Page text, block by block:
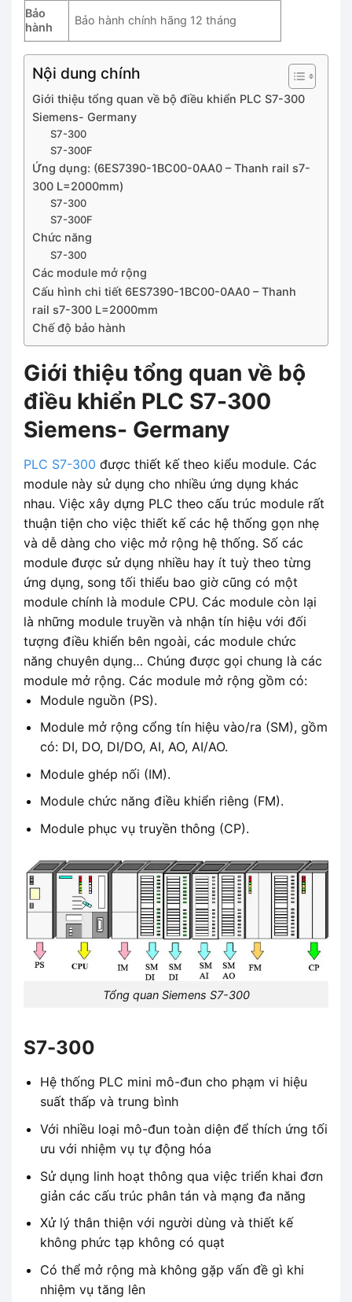
Bảo
hành
Bảo hành chính hãng 12 tháng
Nội dung chính
Giới thiệu tổng quan về bộ điều khiển PLC S7-300
Siemens- Germany
S7-300
S7-300F
Ứng dụng: (6ES7390-1BC00-0AA0 – Thanh rail s7-
300 L=2000mm)
S7-300
S7-300F
Chức năng
S7-300
Các module mở rộng
Cấu hình chi tiết 6ES7390-1BC00-0AA0 – Thanh
rail s7-300 L=2000mm
Chế độ bảo hành
Giới thiệu tổng quan về bộ
điều khiển PLC S7-300
Siemens- Germany
PLC S7-300 được thiết kế theo kiểu module. Các
module này sử dụng cho nhiều ứng dụng khác
nhau. Việc xây dựng PLC theo cấu trúc module rất
thuận tiện cho việc thiết kế các hệ thống gọn nhẹ
và dễ dàng cho việc mở rộng hệ thống. Số các
module được sử dụng nhiều hay ít tuỳ theo từng
ứng dụng, song tối thiểu bao giờ cũng có một
module chính là module CPU. Các module còn lại
là những module truyền và nhận tín hiệu với đối
tượng điều khiển bên ngoài, các module chức
năng chuyên dụng… Chúng được gọi chung là các
module mở rộng. Các module mở rộng gồm có:
Module nguồn (PS).
Module mở rộng cổng tín hiệu vào/ra (SM), gồm
có: DI, DO, DI/DO, AI, AO, AI/AO.
Module ghép nối (IM).
Module chức năng điều khiển riêng (FM).
Module phục vụ truyền thông (CP).
Tổng quan Siemens S7-300
S7-300
Hệ thống PLC mini mô-đun cho phạm vi hiệu
suất thấp và trung bình
Với nhiều loại mô-đun toàn diện để thích ứng tối
ưu với nhiệm vụ tự động hóa
Sử dụng linh hoạt thông qua việc triển khai đơn
giản các cấu trúc phân tán và mạng đa năng
Xử lý thân thiện với người dùng và thiết kế
không phức tạp không có quạt
Có thể mở rộng mà không gặp vấn đề gì khi
nhiệm vụ tăng lên